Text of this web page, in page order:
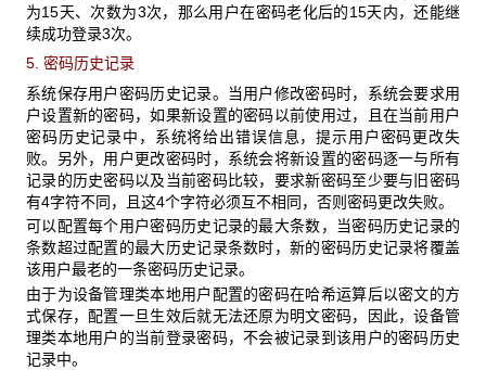
为15天、次数为3次，那么用户在密码老化后的15天内，还能继
续成功登录3次。
5. 密码历史记录
系统保存用户密码历史记录。当用户修改密码时，系统会要求用
户设置新的密码，如果新设置的密码以前使用过，且在当前用户
密码历史记录中，系统将给出错误信息，提示用户密码更改失
败。另外，用户更改密码时，系统会将新设置的密码逐一与所有
记录的历史密码以及当前密码比较，要求新密码至少要与旧密码
有4字符不同，且这4个字符必须互不相同，否则密码更改失败。
可以配置每个用户密码历史记录的最大条数，当密码历史记录的
条数超过配置的最大历史记录条数时，新的密码历史记录将覆盖
该用户最老的一条密码历史记录。
由于为设备管理类本地用户配置的密码在哈希运算后以密文的方
式保存，配置一旦生效后就无法还原为明文密码，因此，设备管
理类本地用户的当前登录密码，不会被记录到该用户的密码历史
记录中。